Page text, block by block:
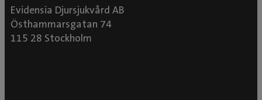
Evidensia Djursjukvård AB
Östhammarsgatan 74
115 28 Stockholm